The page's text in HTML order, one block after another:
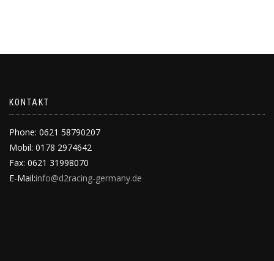
KONTAKT
Phone: 0621 58790207
Mobil: 0178 2974642
Fax: 0621 31998070
E-Mail:info@d2racing-germany.de